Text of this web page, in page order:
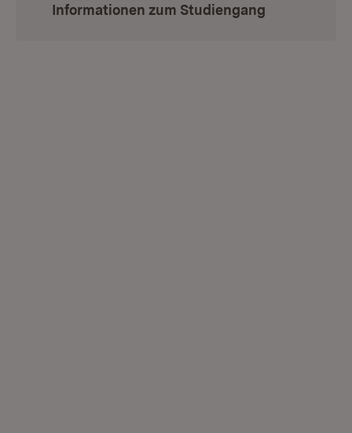
Informationen zum Studiengang